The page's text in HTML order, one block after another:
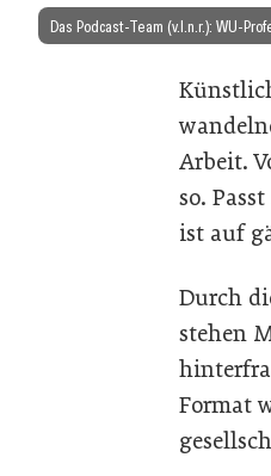
Das Podcast-Team (v.l.n.r.): WU-
Arbeit.
so.
ist auf
Durch
stehen
Format